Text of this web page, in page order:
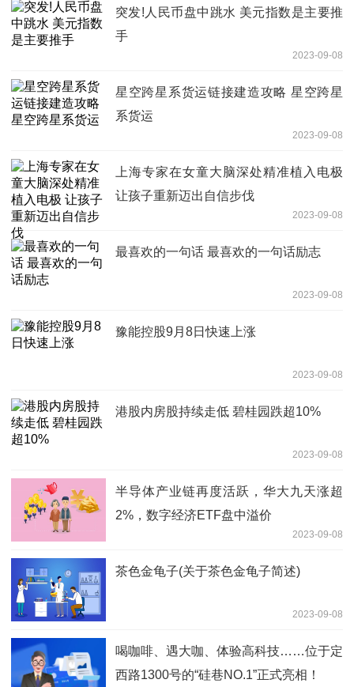
突发!人民币盘中跳水 美元指数是主要推
手
2023-09-08
星空跨星系货运链接建造攻略 星空跨星
系货运
2023-09-08
上海专家在女童大脑深处精准植入电极
让孩子重新迈出自信步伐
2023-09-08
最喜欢的一句话 最喜欢的一句话励志
2023-09-08
豫能控股9月8日快速上涨
2023-09-08
港股内房股持续走低 碧桂园跌超10%
2023-09-08
半导体产业链再度活跃，华大九天涨超
2%，数字经济ETF盘中溢价
2023-09-08
茶色金龟子(关于茶色金龟子简述)
2023-09-08
喝咖啡、遇大咖、体验高科技……位于定
西路1300号的“硅巷NO.1”正式亮相！